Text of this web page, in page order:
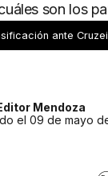
son los
y qué
ante
Mendoza
el 09 de mayo